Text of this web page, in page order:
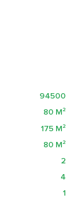
94500
80 M²
175 M²
80 M²
2
4
1